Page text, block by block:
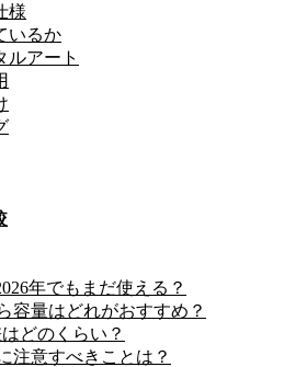
様
いるか
ルアート
年でもまだ使える？
容量はどれがおすすめ？
どのくらい？
注意すべきことは？